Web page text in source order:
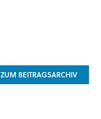
ZUM BEITRAGSARCHIV